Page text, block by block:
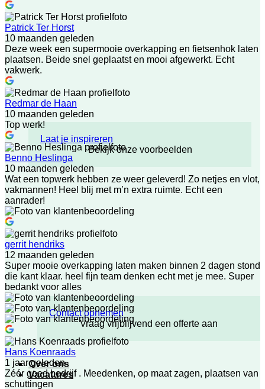
Laat je inspireren
Bekijk onze voorbeelden
Contact opnemen
Vraag vrijblijvend een offerte aan
Over ons
Vacatures
Patrick Ter Horst
10 maanden geleden
Deze week een supermooie overkapping en fietsenhok laten
plaatsen. Beide snel geplaatst en mooi afgewerkt. Echt
vakwerk.
Redmar de Haan
10 maanden geleden
Top werk!
Benno Heslinga
10 maanden geleden
Wat een topwerk hebben ze weer geleverd! Zo netjes en vlot,
vakmannen! Heel blij met m’n extra ruimte. Echt een
aanrader!
gerrit hendriks
12 maanden geleden
Super mooie overkapping laten maken binnen 2 dagen stond
die kant klaar. heel fijn team denken echt met je mee. Super
bedankt voor alles
Hans Koenraads
1 jaar geleden
Zéér goed bedrijf . Meedenken, op maat zagen, plaatsen van
schuttingen